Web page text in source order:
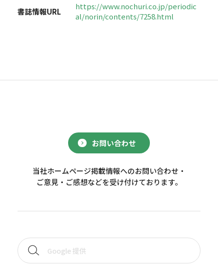
書誌情報URL
https://www.nochuri.co.jp/periodic
al/norin/contents/7258.html
お問い合わせ
当社ホームページ掲載情報へのお問い合わせ・
ご意見・ご感想などを受け付けております。